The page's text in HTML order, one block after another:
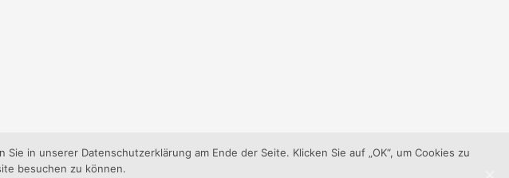
in unserer Datenschutzerklärung am Ende der Seite. Klicken Sie auf „OK“, um Cookies zu
besuchen zu können.